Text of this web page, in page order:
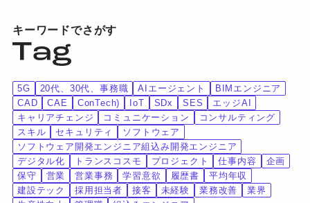
キーワードでさがす
5G 20代、30代、事務職 AIエージェント
BIMエンジニア
CAD
CAE ConTech) IoT SDx SES
エッジAI
キャリアチェンジ
コミュニケーション
コンサルティング
スキル
セキュリティ
ソフトウェア
ソフトウェア開発エンジニア組込み開発エンジニア
デジタル化
トランスコスモ プロジェクト 仕事内容
企画
保守
営業 営業事務 学習意欲 履歴書
平均年収
建設テック
採用担当者 接客 未経験 業務改善
業界